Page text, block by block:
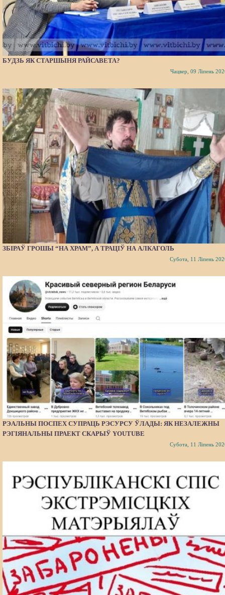
БУДЗЬ ЯК СТАРШЫНЯ РАЙСАВЕТА?
Чацвер, 09 Ліпень
ЗБІРАЎ ГРОШЫ “НА ХРАМ”, А ТРАЦІЎ НА АЛКАГОЛЬ
Субота, 11 Ліпень
РЭАЛЬНЫ ПОСПЕХ СУПРАЦЬ РЭСУРСУ ЎЛАДЫ: ЯК НЕЗАЛЕЖНЫ
РЭГІЯНАЛЬНЫ ПРАЕКТ СКАРЫЎ YOUTUBE
Субота, 11 Ліпень